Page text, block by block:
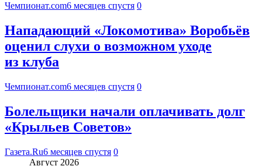
Чемпионат.com6 месяцев спустя 0
Нападающий «Локомотива» Воробьёв
оценил слухи о возможном уходе
из клуба
Чемпионат.com6 месяцев спустя 0
Болельщики начали оплачивать долг
«Крыльев Советов»
Газета.Ru6 месяцев спустя 0
Август 2026